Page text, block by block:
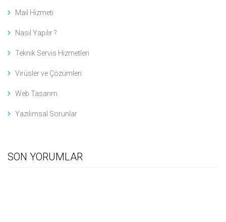
Mail Hizmeti
Nasıl Yapılır ?
Teknik Servis Hizmetleri
Virüsler ve Çözümleri
Web Tasarım
Yazılımsal Sorunlar
SON YORUMLAR